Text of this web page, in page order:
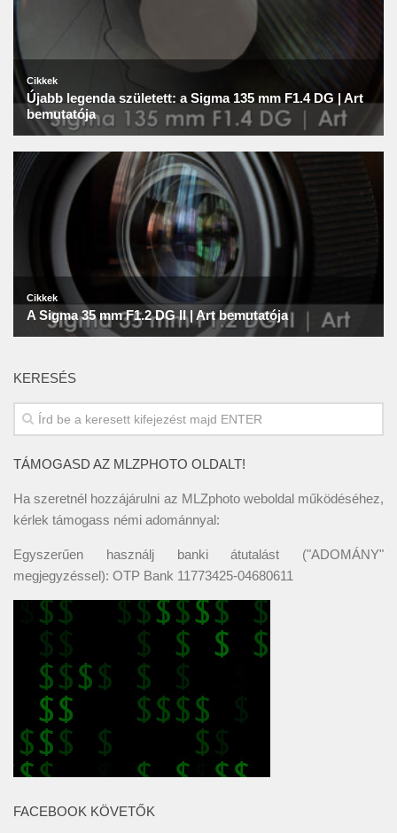
KERESÉS
TÁMOGASD AZ MLZPHOTO OLDALT!
Ha szeretnél hozzájárulni az MLZphoto weboldal működéséhez,
kérlek támogass némi adománnyal:
Egyszerűen használj banki átutalást ("ADOMÁNY"
megjegyzéssel): OTP Bank 11773425-04680611
FACEBOOK KÖVETŐK